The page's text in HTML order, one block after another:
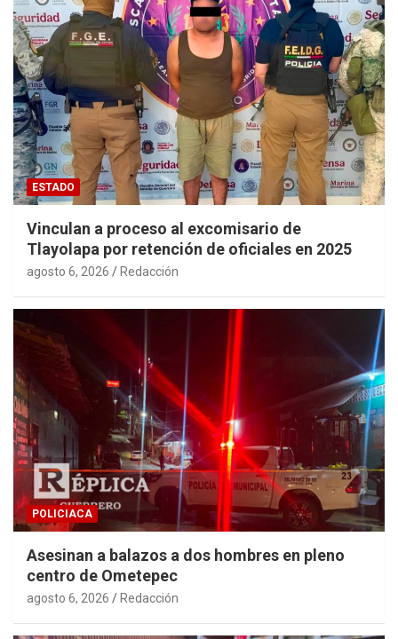
ESTADO
Vinculan a proceso al excomisario de
Tlayolapa por retención de oficiales en 2025
agosto 6, 2026 Redacción
POLICIACA
Asesinan a balazos a dos hombres en pleno
centro de Ometepec
agosto 6, 2026 Redacción